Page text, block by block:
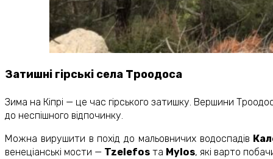
Затишні гірські села Троодоса
Зима на Кіпрі — це час гірського затишку. Вершини
до неспішного відпочинку.
Можна вирушити в похід до мальовничих водоспадів
венеціанські мости — Tzelefos та Mylos, які варто